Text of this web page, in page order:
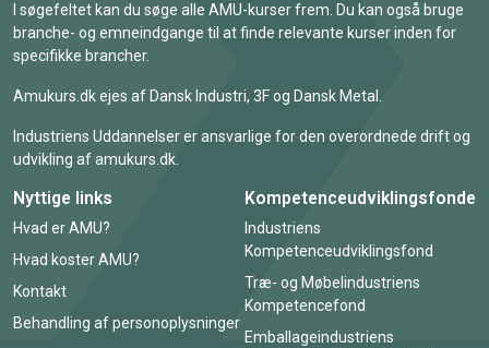
I søgefeltet kan du søge alle AMU-kurser frem. Du kan også bruge
branche- og emneindgange til at finde relevante kurser inden for
specifikke brancher.
Amukurs.dk ejes af Dansk Industri, 3F og Dansk Metal.
Industriens Uddannelser er ansvarlige for den overordnede drift og
udvikling af amukurs.dk.
Nyttige links
Hvad er AMU?
Hvad koster AMU?
Kontakt
Behandling af personoplysninger
Kompetenceudviklingsfonde
Industriens
Kompetenceudviklingsfond
Træ- og Møbelindustriens
Kompetencefond
Emballageindustriens